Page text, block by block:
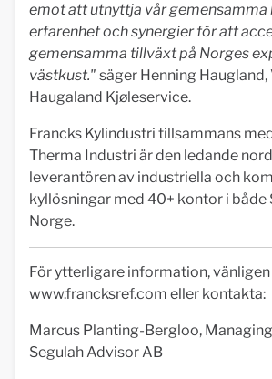
emot att utnyttja vår gemensamma
erfarenhet och synergier för att
gemensamma tillväxt på Norges
västkust." säger Henning Haugland,
Haugaland Kjøleservice.
Francks Kylindustri tillsammans
Therma Industri är den ledande
leverantören av industriella och
kyllösningar med 40+ kontor i både
Norge.
För ytterligare information,
www.francksref.com eller kontakta:
Marcus Planting-Bergloo,
Segulah Advisor AB